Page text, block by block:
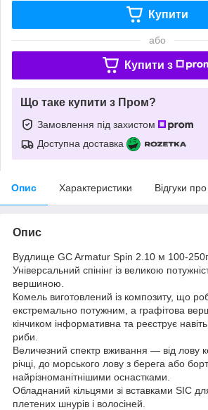
Купити
або
Купити з
Що таке купити з Пром?
Замовлення під захистом
Доступна доставка
Опис Характеристики Відгуки
Опис
Вудлище GC Armatur Spin 2.10 м 100-250г
Універсальний спінінг із великою
вершиною.
Комель виготовлений із композиту, що
екстремально потужним, а графітова
кінчиком інформативна та реєструє
риби.
Величезний спектр вживання — від лову
річці, до морського лову з берега або
найрізноманітнішими оснастками.
Обладнаний кільцями зі вставками SIC
плетених шнурів і волосіней.